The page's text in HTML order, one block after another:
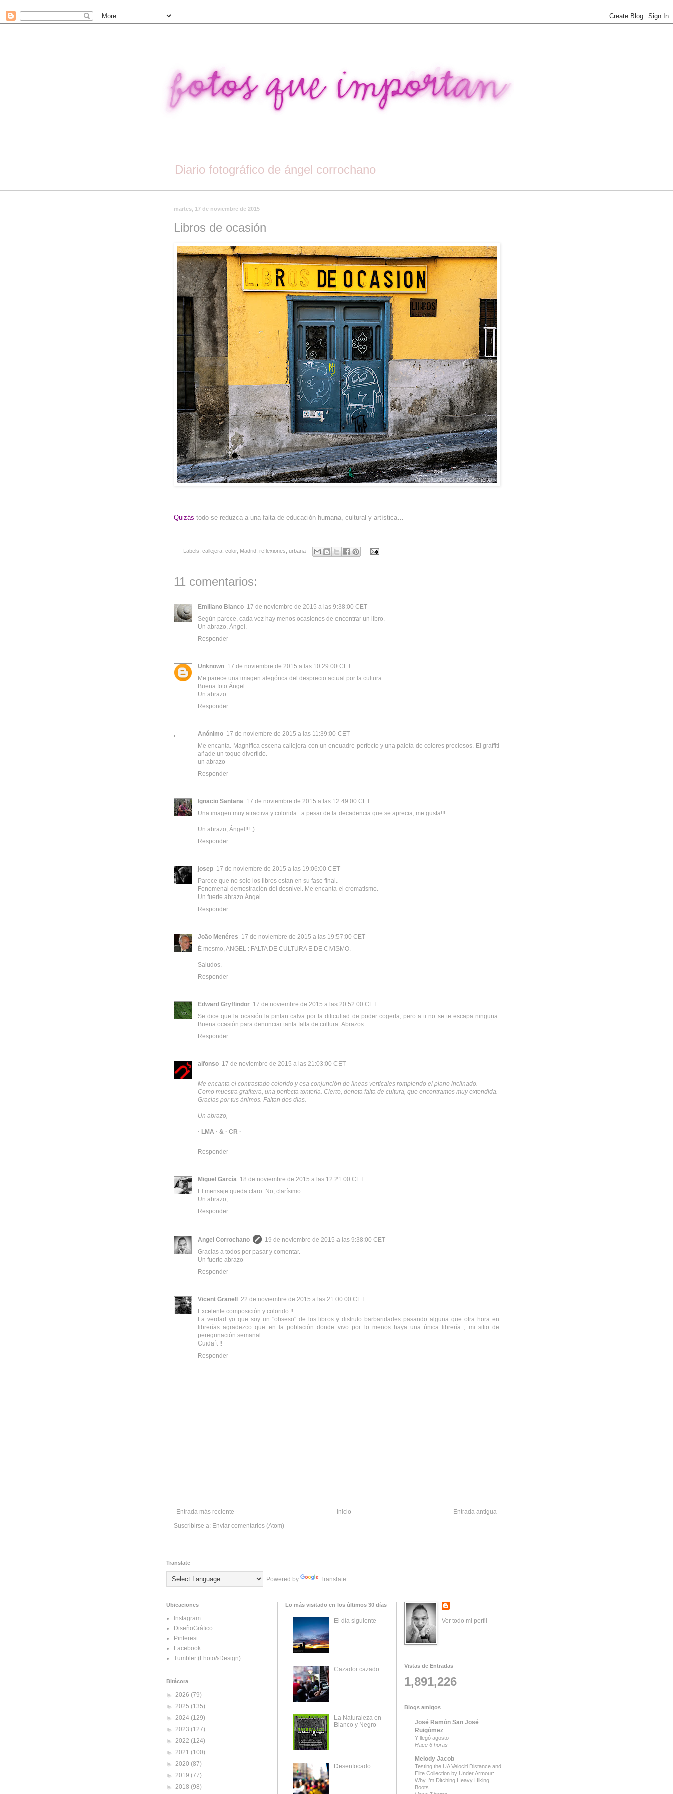
Diario fotográfico de ángel corrochano
martes, 17 de noviembre de 2015
Libros de ocasión
Quizás todo se reduzca a una falta de educación humana, cultural y artística…
Labels: callejera, color, Madrid, reflexiones, urbana
11 comentarios:
Emiliano Blanco 17 de noviembre de 2015 a las 9:38:00 CET
Según parece, cada vez hay menos ocasiones de encontrar un libro.
Un abrazo, Ángel.
Responder
Unknown 17 de noviembre de 2015 a las 10:29:00 CET
Me parece una imagen alegórica del desprecio actual por la cultura.
Buena foto Ángel.
Un abrazo
Responder
Anónimo 17 de noviembre de 2015 a las 11:39:00 CET
Me encanta. Magnifica escena callejera con un encuadre perfecto y una paleta de colores preciosos. El graffiti
añade un toque divertido.
un abrazo
Responder
Ignacio Santana 17 de noviembre de 2015 a las 12:49:00 CET
Una imagen muy atractiva y colorida...a pesar de la decadencia que se aprecia, me gusta!!!
Un abrazo, Ángel!!! ;)
Responder
josep 17 de noviembre de 2015 a las 19:06:00 CET
Parece que no solo los libros estan en su fase final.
Fenomenal demostración del desnivel. Me encanta el cromatismo.
Un fuerte abrazo Ángel
Responder
João Menéres 17 de noviembre de 2015 a las 19:57:00 CET
É mesmo, ANGEL : FALTA DE CULTURA E DE CIVISMO.
Saludos.
Responder
Edward Gryffindor 17 de noviembre de 2015 a las 20:52:00 CET
Se dice que la ocasión la pintan calva por la dificultad de poder cogerla, pero a ti no se te escapa ninguna.
Buena ocasión para denunciar tanta falta de cultura. Abrazos
Responder
alfonso 17 de noviembre de 2015 a las 21:03:00 CET
Me encanta el contrastado colorido y esa conjunción de líneas verticales rompiendo el plano inclinado.
Como muestra grafitera, una perfecta tontería. Cierto, denota falta de cultura, que encontramos muy extendida.
Gracias por tus ánimos. Faltan dos días.
Un abrazo,
· LMA · & · CR ·
Responder
Miguel García 18 de noviembre de 2015 a las 12:21:00 CET
El mensaje queda claro. No, clarísimo.
Un abrazo,
Responder
Angel Corrochano
19 de noviembre de 2015 a las 9:38:00 CET
Gracias a todos por pasar y comentar.
Un fuerte abrazo
Responder
Vicent Granell 22 de noviembre de 2015 a las 21:00:00 CET
Excelente composición y colorido !!
La verdad yo que soy un "obseso" de los libros y disfruto barbaridades pasando alguna que otra hora en
librerías agradezco que en la población donde vivo por lo menos haya una única librería , mi sitio de
peregrinación semanal .
Cuida´t !!
Responder
Entrada más reciente Entrada antigua
Inicio
Suscribirse a: Enviar comentarios (Atom)
Translate
Powered by Translate
Ubicaciones
Instagram
DiseñoGráfico
Pinterest
Facebook
Tumbler (Fhoto&Design)
Bitácora
► 2026 (79)
► 2025 (135)
► 2024 (129)
► 2023 (127)
► 2022 (124)
► 2021 (100)
► 2020 (87)
► 2019 (77)
► 2018 (98)
Lo más visitado en los últimos 30 días
El día siguiente
Cazador cazado
La Naturaleza en
Blanco y Negro
Desenfocado
Ver todo mi perfil
Vistas de Entradas
1,891,226
Blogs amigos
José Ramón San José
Ruigómez
Y llegó agosto
Hace 6 horas
Melody Jacob
Testing the UA Velociti Distance and
Elite Collection by Under Armour:
Why I’m Ditching Heavy Hiking
Boots